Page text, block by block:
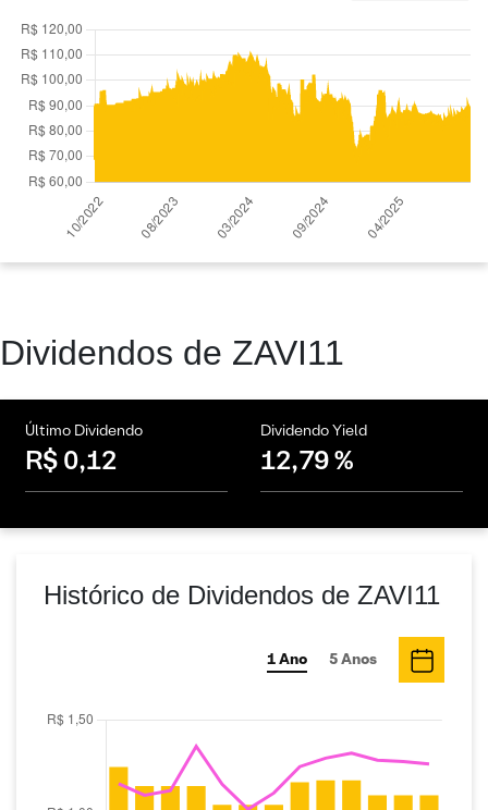
Dividendos de ZAVI11
Último Dividendo
R$ 0,12
Dividendo Yield
12,79 %
Histórico de Dividendos de ZAVI11
1 Ano 5 Anos